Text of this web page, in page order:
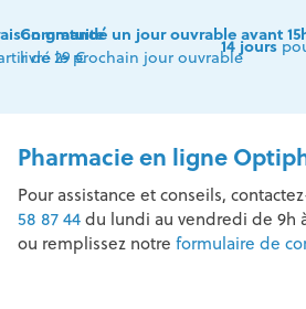
gratuite
de 29 €
Commandé un jour ouvrable avant
livré le prochain jour ouvrable
14 jours
Pharmacie en ligne
Pour assistance et conseils,
58 87 44du lundi au vendredi de 9h à
ou remplissez notre formulaire de